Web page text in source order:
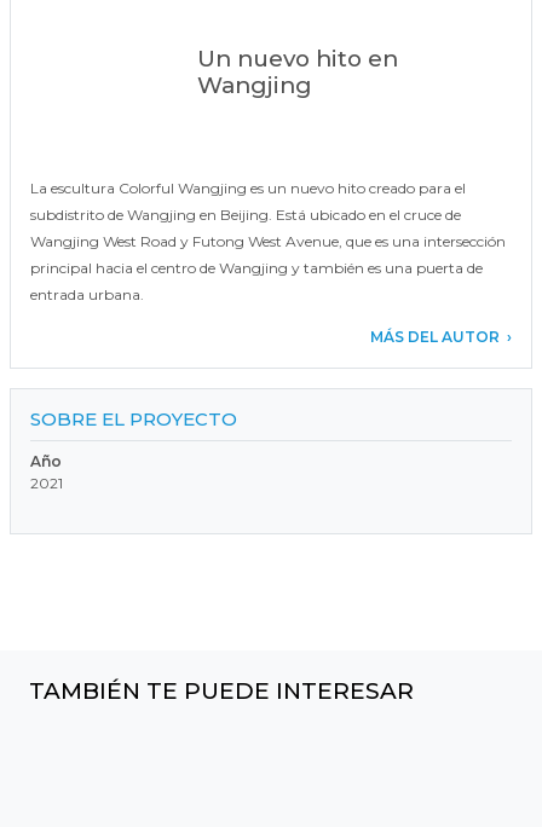
Un nuevo hito en
Wangjing
La escultura Colorful Wangjing es un nuevo hito creado para el
subdistrito de Wangjing en Beijing. Está ubicado en el cruce de
Wangjing West Road y Futong West Avenue, que es una intersección
principal hacia el centro de Wangjing y también es una puerta de
entrada urbana.
MÁS DEL AUTOR
SOBRE EL PROYECTO
Año
2021
TAMBIÉN TE PUEDE INTERESAR